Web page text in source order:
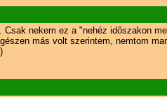
nekem ez a "nehéz időszakon
más volt szerintem, nemtom